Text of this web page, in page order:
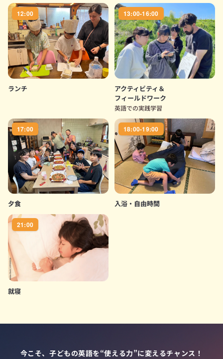
12:00
ランチ
13:00-16:00
アクティビティ＆
フィールドワーク
英語での実践学習
17:00
夕食
18:00-19:00
入浴・自由時間
21:00
就寝
今こそ、子どもの英語を“使える力”に変えるチャンス！